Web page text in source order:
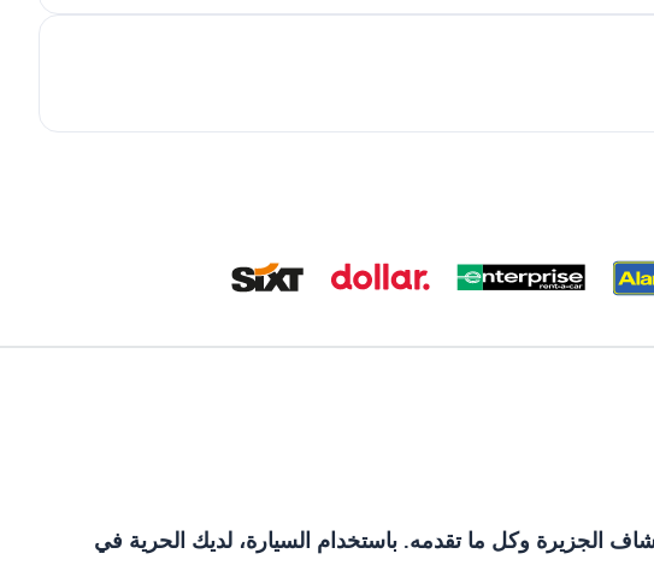
الجزيرة وكل ما تقدمه. باستخدام السيارة، لديك الحرية في